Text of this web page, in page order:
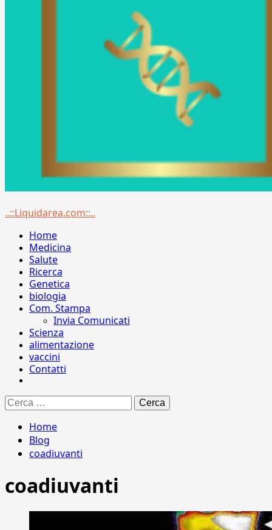
Menu
..::Liquidarea.com::..
Home
Medicina
Salute
Ricerca
Genetica
biologia
Com. Stampa
Invia Comunicati
Scienza
alimentazione
vaccini
Contatti
Ricerca
per:
Home
Blog
coadiuvanti
coadiuvanti